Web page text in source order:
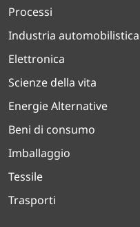
Processi
Industria automobilistica
Elettronica
Scienze della vita
Energie Alternative
Beni di consumo
Imballaggio
Tessile
Trasporti